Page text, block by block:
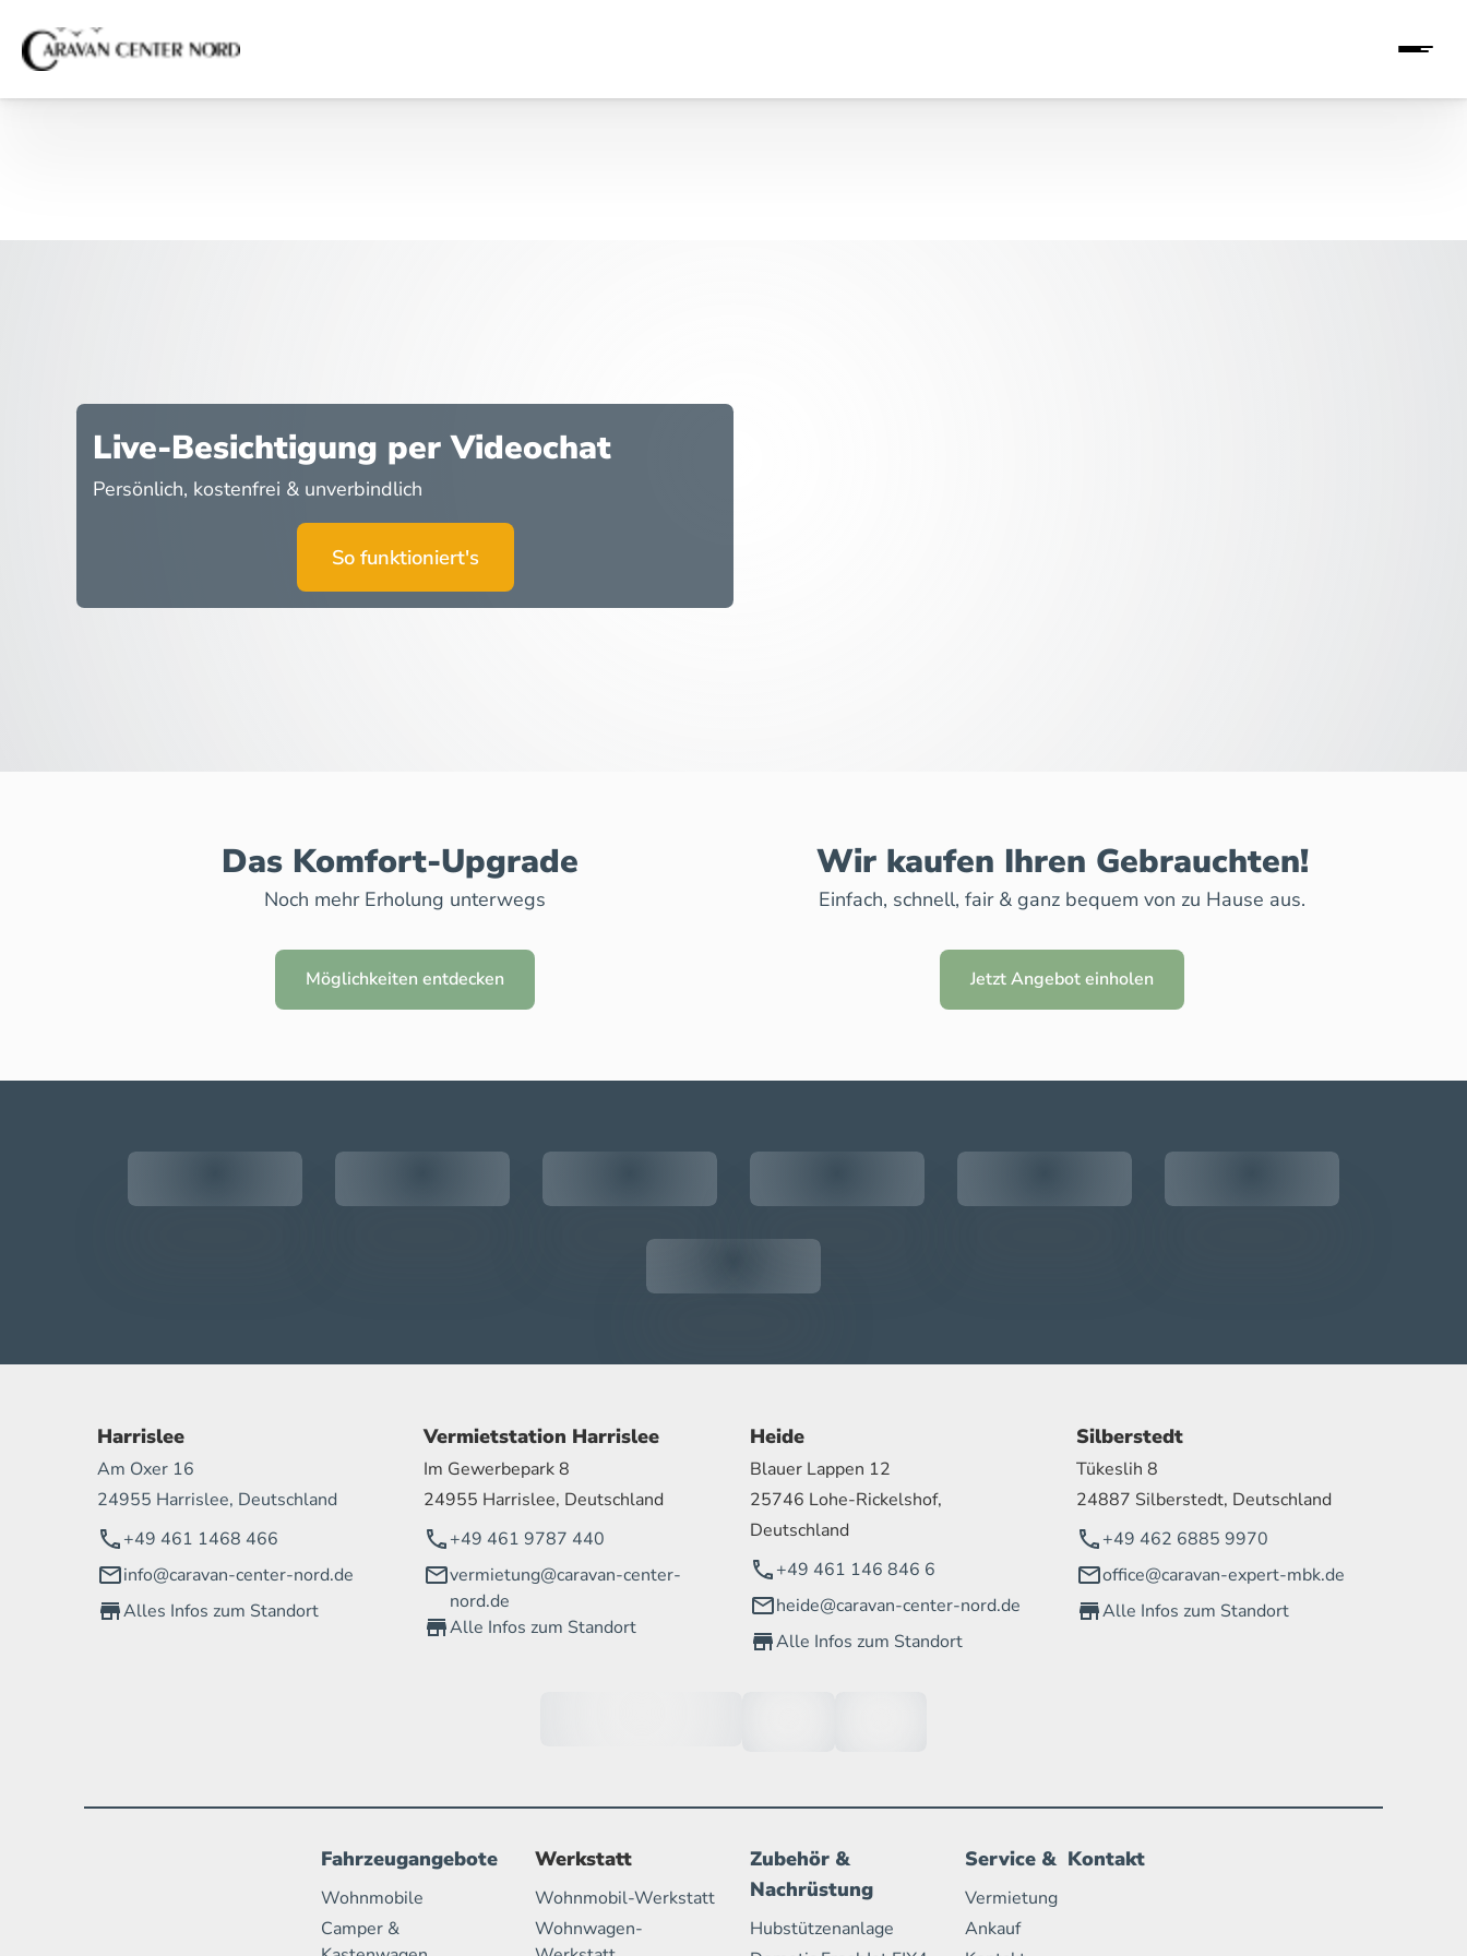
Live-Besichtigung per Videochat
Persönlich, kostenfrei & unverbindlich
So funktioniert's
Das Komfort-Upgrade
Noch mehr Erholung unterwegs
Möglichkeiten entdecken
Wir kaufen Ihren Gebrauchten!
Einfach, schnell, fair & ganz bequem von zu Hause aus.
Jetzt Angebot einholen
Harrislee
Am Oxer 16
24955 Harrislee, Deutschland
+49 461 1468 466
info@caravan-center-nord.de
Alles Infos zum Standort
Vermietstation Harrislee
Im Gewerbepark 8
24955 Harrislee, Deutschland
+49 461 9787 440
vermietung@caravan-center-
nord.de
Alle Infos zum Standort
Heide
Blauer Lappen 12
25746 Lohe-Rickelshof,
Deutschland
+49 461 146 846 6
heide@caravan-center-nord.de
Alle Infos zum Standort
Silberstedt
Tükeslih 8
24887 Silberstedt, Deutschland
+49 462 6885 9970
office@caravan-expert-mbk.de
Alle Infos zum Standort
Fahrzeugangebote
Wohnmobile
Camper &
Werkstatt
Wohnmobil-Werkstatt
Wohnwagen-
Zubehör &
Nachrüstung
Hubstützenanlage
Service & Kontakt
Vermietung
Ankauf